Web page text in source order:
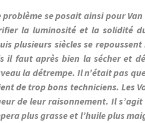
problème se posait ainsi pour
la luminosité et la solidité
plusieurs siècles se
il faut après bien la sécher et
la détrempe. Il n’était pas
de trop bons techniciens. Les
de leur raisonnement. Il
plus grasse et l’huile plus